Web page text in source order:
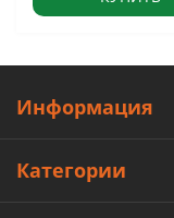
Информация
Категории